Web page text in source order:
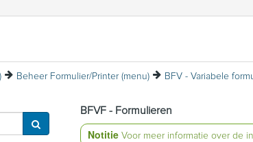
Beheer Formulier/Printer (menu) BFV - Variabele
BFVF - Formulieren
Notitie Voor meer informatie over de